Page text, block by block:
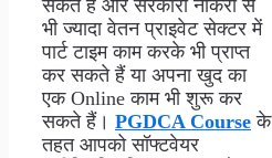
सकते हैं और सरकारी नौकरी से
भी ज्यादा वेतन प्राइवेट सेक्टर में
पार्ट टाइम काम करके भी प्राप्त
कर सकते हैं या अपना खुद का
एक Online काम भी शुरू कर
सकते हैं। PGDCA Course के
तहत आपको सॉफ्टवेयर